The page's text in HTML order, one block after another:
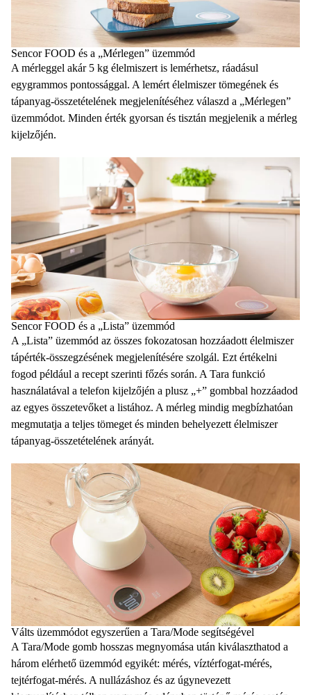
Sencor FOOD és a „Mérlegen” üzemmód
A mérleggel akár 5 kg élelmiszert is lemérhetsz, ráadásul
egygrammos pontossággal. A lemért élelmiszer tömegének és
tápanyag-összetételének megjelenítéséhez válaszd a „Mérlegen”
üzemmódot. Minden érték gyorsan és tisztán megjelenik a mérleg
kijelzőjén.
Sencor FOOD és a „Lista” üzemmód
A „Lista” üzemmód az összes fokozatosan hozzáadott élelmiszer
tápérték-összegzésének megjelenítésére szolgál. Ezt értékelni
fogod például a recept szerinti főzés során. A Tara funkció
használatával a telefon kijelzőjén a plusz „+” gombbal hozzáadod
az egyes összetevőket a listához. A mérleg mindig megbízhatóan
megmutatja a teljes tömeget és minden behelyezett élelmiszer
tápanyag-összetételének arányát.
Válts üzemmódot egyszerűen a Tara/Mode segítségével
A Tara/Mode gomb hosszas megnyomása után kiválaszthatod a
három elérhető üzemmód egyikét: mérés, víztérfogat-mérés,
tejtérfogat-mérés. A nullázáshoz és az úgynevezett